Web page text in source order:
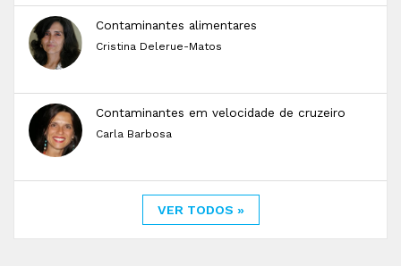
Contaminantes alimentares
Cristina Delerue-Matos
Contaminantes em velocidade de cruzeiro
Carla Barbosa
VER TODOS »